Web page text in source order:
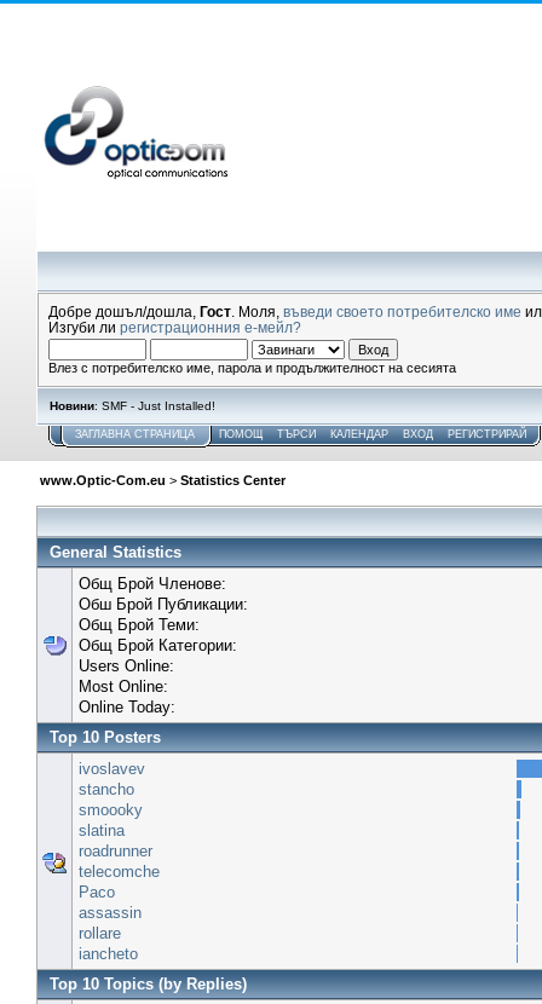
Добре дошъл/дошла, Гост . Моля, въведи своето потребителско име
Изгуби ли регистрационния е-мейл?
Влез с потребителско име, парола и продължителност на сесията
Новини: SMF - Just Installed!
ЗАГЛАВНА СТРАНИЦА ПОМОЩ ТЪРСИ КАЛЕНДАР ВХОД РЕГИСТРИРАЙ
www.Optic-Com.eu > Statistics Center
General Statistics
Общ Брой Членове:
Обш Брой Публикации:
Общ Брой Теми:
Общ Брой Категории:
Users Online:
Most Online:
Online Today:
Top 10 Posters
ivoslavev
stancho
smoooky
slatina
roadrunner
telecomche
Paco
assassin
rollare
iancheto
Top 10 Topics (by Replies)